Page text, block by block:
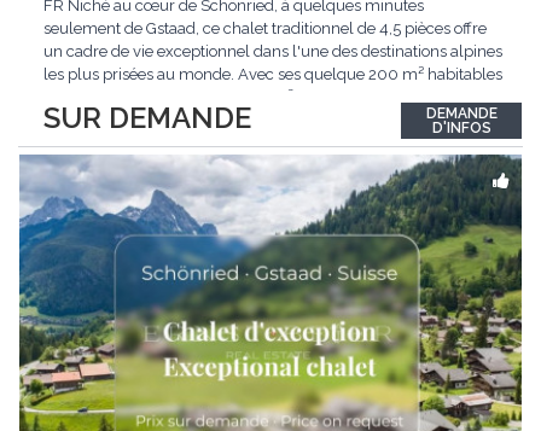
SUR DEMANDE
FR Niché au cœur de Schönried, à quelques minutes
seulement de Gstaad, ce chalet traditionnel de 4,5 pièces offre
un cadre de vie exceptionnel dans l'une des destinations alpines
les plus prisées au monde. Avec ses quelque 200 m² habitables
situation dominante offrant une vue dégagée sur le village de
Gstaad et les sommets...
DEMANDE
D'INFOS